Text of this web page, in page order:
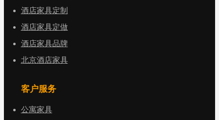
酒店家具定制
酒店家具定做
酒店家具品牌
北京酒店家具
客户服务
公寓家具